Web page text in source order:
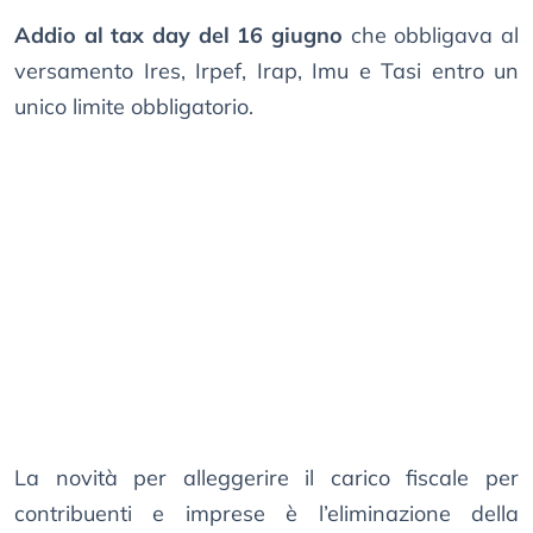
Addio al tax day del 16 giugno che obbligava al
versamento Ires, Irpef, Irap, Imu e Tasi entro un
unico limite obbligatorio.
La novità per alleggerire il carico fiscale per
contribuenti e imprese è l’eliminazione della